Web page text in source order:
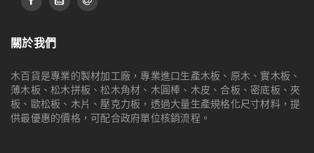
關於我們
木百貨是專業的製材加工廠，專業進口生產木板、原木、實木板、
薄木板、松木拼板、松木角材、木圓棒、木皮、合板、密底板、夾
板、歐松板、木片、壓克力板，透過大量生產規格化尺寸材料，提
供最優惠的價格，可配合政府單位核銷流程。